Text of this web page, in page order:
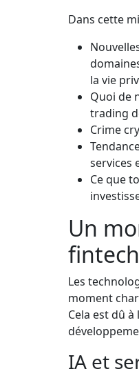
Dans cette
la vie
Quoi de
trading
Crime
services
Ce que
Un
fintech
Les
moment
Cela est dû
IA et